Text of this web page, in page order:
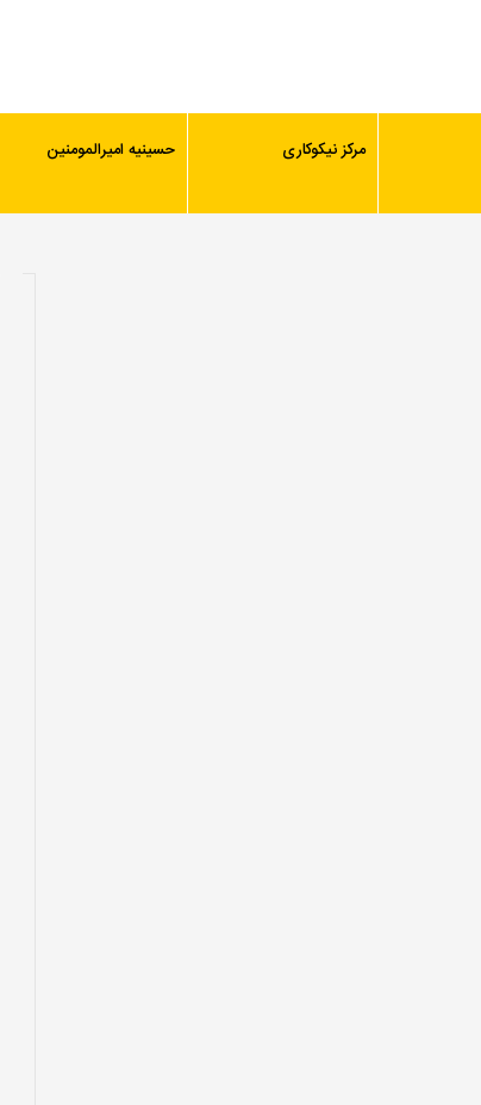
مرکز نیکوکاری حسینیه امیرالمومنین